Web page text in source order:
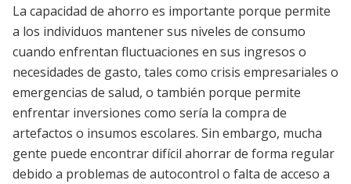
La capacidad de ahorro es importante porque permite
a los individuos mantener sus niveles de consumo
cuando enfrentan fluctuaciones en sus ingresos o
necesidades de gasto, tales como crisis empresariales o
emergencias de salud, o también porque permite
enfrentar inversiones como sería la compra de
artefactos o insumos escolares. Sin embargo, mucha
gente puede encontrar difícil ahorrar de forma regular
debido a problemas de autocontrol o falta de acceso a